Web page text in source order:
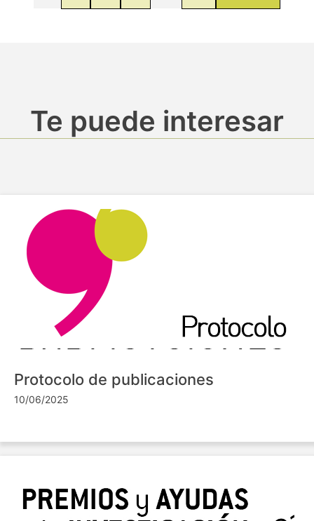
Te puede interesar
Protocolo de publicaciones
10/06/2025